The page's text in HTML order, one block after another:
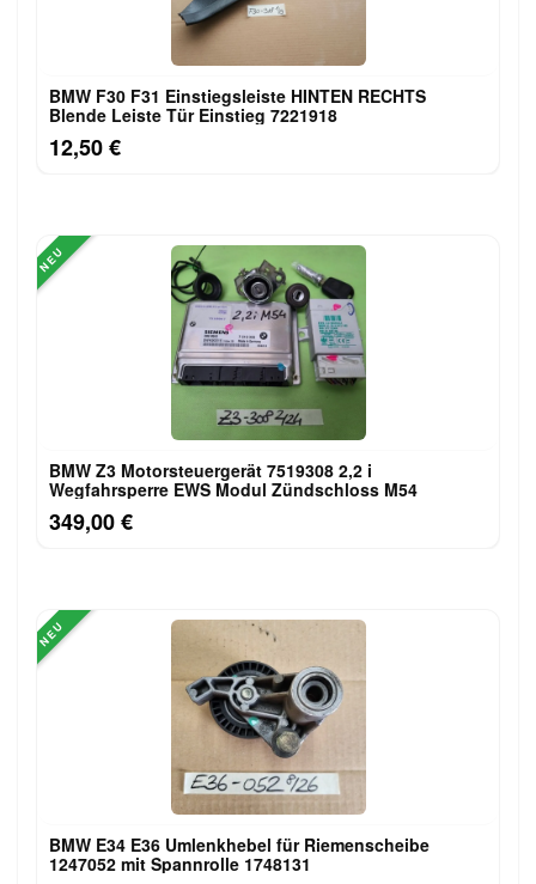
BMW F30 F31 Einstiegsleiste HINTEN RECHTS
Blende Leiste Tür Einstieg 7221918
12,50 €
NEU
BMW Z3 Motorsteuergerät 7519308 2,2 i
Wegfahrsperre EWS Modul Zündschloss M54
349,00 €
NEU
BMW E34 E36 Umlenkhebel für Riemenscheibe
1247052 mit Spannrolle 1748131